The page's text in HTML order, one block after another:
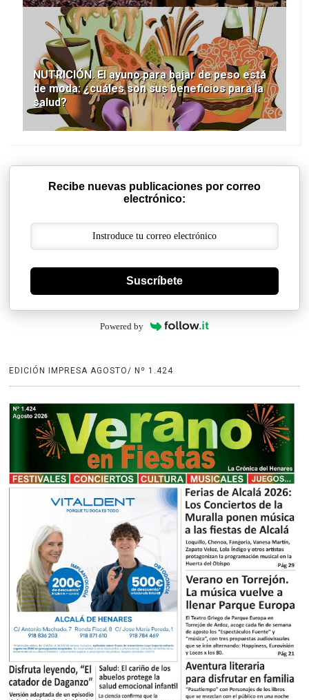
NUTRICIÓN. El ayuno para bajar de peso está
de moda: ¿cuáles son sus beneficios para la
salud?
Recibe nuevas publicaciones por correo
electrónico:
Suscríbete
Powered by
EDICIÓN IMPRESA AGOSTO/ Nº 1.424